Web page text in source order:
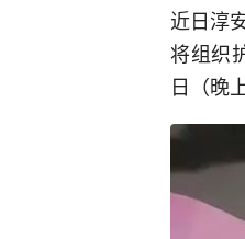
近日淳
将组织
日（晚